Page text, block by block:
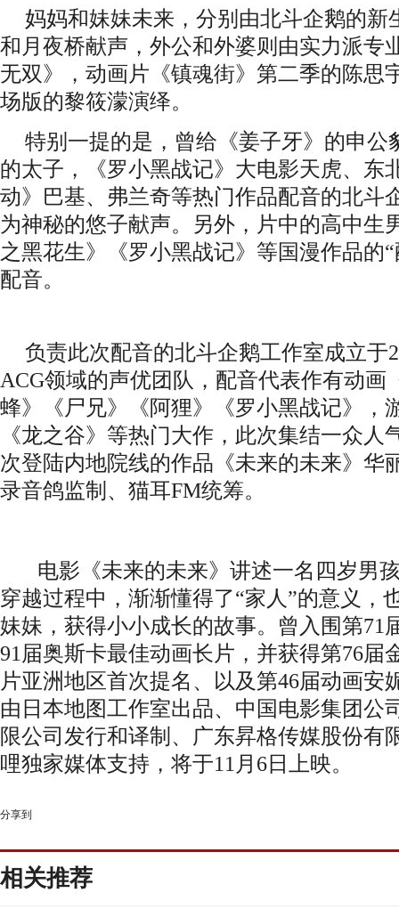
妈妈和妹妹未来，分别由北斗企鹅的新
和月夜桥献声，外公和外婆则由实力派专
无双》，动画片《镇魂街》第二季的陈思
场版的黎筱濛演绎。
特别一提的是，曾给《姜子牙》的申公
的太子，《罗小黑战记》大电影天虎、东
动》巴基、弗兰奇等热门作品配音的北斗
为神秘的悠子献声。另外， 片中的高中生
之黑花生》《罗小黑战记》等国漫作品的
配音。
负责此次配音的北斗企鹅工作室成立于
ACG领域的声优团队，配音代表作有动画
蜂》《尸兄》《阿狸》《罗小黑战记》，
《龙之谷》 等热门大作，此次集结一众人
次登陆内地院线的作品《未来的未来》华
录音鸽监制 、 猫耳FM统筹。
电影《未来的未来》讲述一名四岁男
穿越过程中，渐渐懂得了“家人”的意义，
妹妹，获得小小成长的故事。曾入围第71
91届奥斯卡最佳动画长片，并获得第76届
片亚洲地区首次提名、以及第46届动画安
由日本地图工作室出品、中国电影集团公
限公司发行和译制、广东昇格传媒股份有
哩独家媒体支持，将于11月6日上映。
分享到
相关推荐